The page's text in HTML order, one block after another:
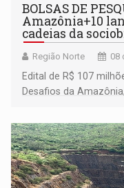
BOLSAS DE
Amazônia+10
cadeias da
Região Norte 08
Edital de R$ 107
Desafios da
submissão de pré-
setembro